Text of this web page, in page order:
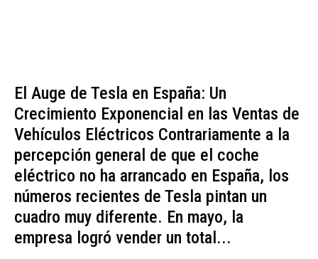
El Auge de Tesla en España: Un
Crecimiento Exponencial en las Ventas de
Vehículos Eléctricos Contrariamente a la
percepción general de que el coche
eléctrico no ha arrancado en España, los
números recientes de Tesla pintan un
cuadro muy diferente. En mayo, la
empresa logró vender un total...